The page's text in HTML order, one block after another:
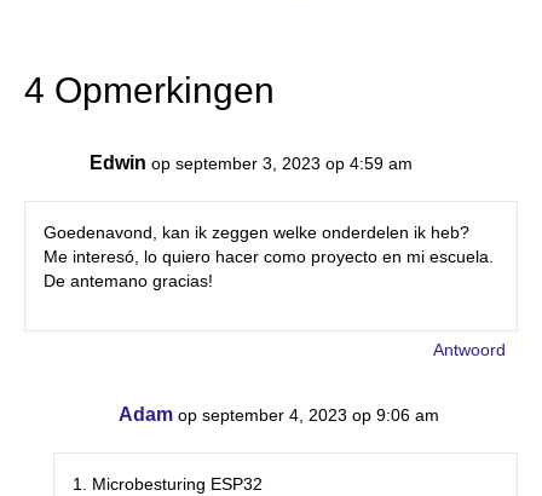
4 Opmerkingen
Edwin op september 3, 2023 op 4:59 am
Goedenavond, kan ik zeggen welke onderdelen ik heb?
Me interesó, lo quiero hacer como proyecto en mi escuela.
De antemano gracias!
Antwoord
Adam op september 4, 2023 op 9:06 am
1. Microbesturing ESP32